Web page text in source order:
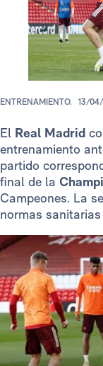
ENTRENAMIENTO. 13/04/
El Real Madrid
entrenamiento
partido
final de la
Campeones. La
normas